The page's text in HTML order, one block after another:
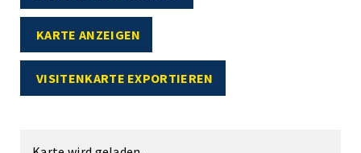
KARTE ANZEIGEN
VISITENKARTE EXPORTIEREN